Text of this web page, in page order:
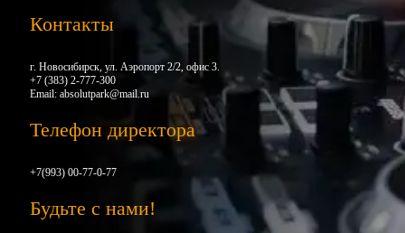
Контакты
г. Новосибирск, ул. Аэропорт 2/2, офис 3.
+7 (383) 2-777-300
Email: absolutpark@mail.ru
Телефон директора
+7(993) 00-77-0-77
Будьте с нами!